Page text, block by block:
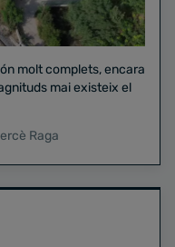
molt complets, encara
mai existeix el
Raga